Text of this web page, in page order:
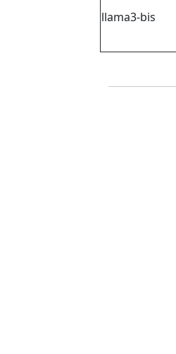
llama3-bis